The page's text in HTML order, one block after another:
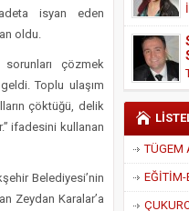
isyan eden
oldu.
çözmek
Toplu ulaşım
çöktüğü, delik
ifadesini kullanan
Belediyesi’nin
Zeydan Karalar’a